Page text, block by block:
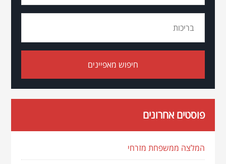
פוסטים אחרונים
המלצה ממשפחת מזרחי